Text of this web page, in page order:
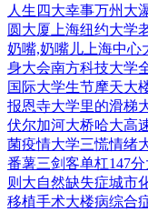
人生四大幸事万州大
圆大厦 上海纽约大学
奶嘴,奶嘴儿 上海中心
身大会南方科技大学
国际大学生节摩天大
报恩寺大学里的滑梯
伏尔加河大桥哈大高
菌疫情大学三慌情绪
番薯三剑客单杠147分
则 大自然缺失症城市
移植手术大楼病综合